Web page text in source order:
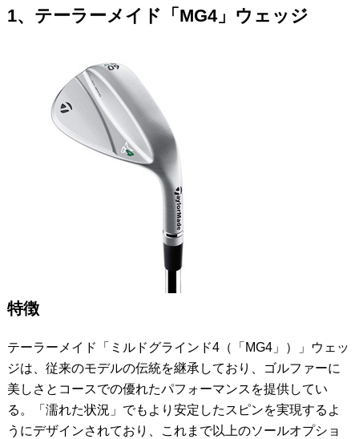
1、テーラーメイド「MG4」ウェッジ
特徴
テーラーメイド「ミルドグラインド4（「MG4」）」ウェッ
ジは、従来のモデルの伝統を継承しており、ゴルファーに
美しさとコースでの優れたパフォーマンスを提供してい
る。「濡れた状況」でもより安定したスピンを実現するよ
うにデザインされており、これまで以上のソールオプショ